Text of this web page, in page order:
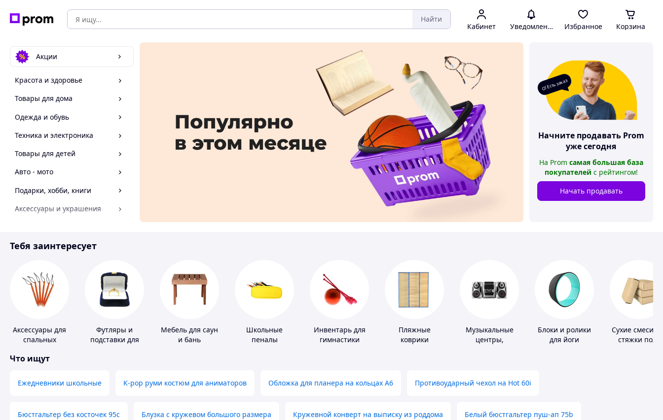
Найти
Кабинет Уведомления Избранное Корзина
Акции
Красота и здоровье
Товары для дома
Одежда и обувь
Техника и электроника
Товары для детей
Авто - мото
Подарки, хобби, книги
Аксессуары и украшения
Спорт и отдых
О! Есть заказ
Начните продавать Prom
уже сегодня
На Prom самая большая база
покупателей с рейтингом!
Начать продавать
Тебя заинтересует
Аксессуары для
спальных
карематов и
Футляры и
подставки для
Мебель для саун
и бань
Школьные
пеналы
Инвентарь для
гимнастики
Пляжные
коврики
Музыкальные
центры,
Блоки и ролики
для йоги
Сухие смеси
стяжки пола
Что ищут
Ежедневники школьные K-pop руми костюм для аниматоров Обложка для планера на кольцах А6 Противоударный чехол на Hot 60i
Бюстгальтер без косточек 95с Блузка с кружевом большого размера Кружевной конверт на выписку из роддома Белый бюстгальтер пуш-ап 75b